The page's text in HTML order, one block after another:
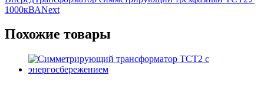
1000кВАNext
Похожие товары